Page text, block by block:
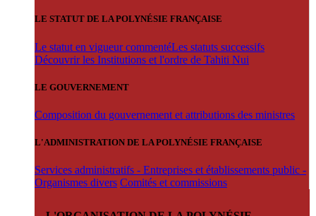
LE STATUT DE LA POLYNÉSIE FRANÇAISE
Le statut en vigueur commentéLes statuts successifs
Découvrir les Institutions et l'ordre de Tahiti Nui
LE GOUVERNEMENT
Composition du gouvernement et attributions des ministres
L'ADMINISTRATION DE LA POLYNÉSIE FRANÇAISE
Services administratifs - Entreprises et établissements public -
Organismes divers Comités et commissions